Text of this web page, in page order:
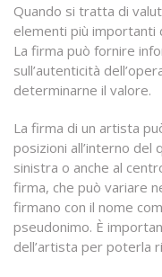
Quando si tratta di
elementi più importanti
La firma può fornire
sull’autenticità
determinarne il valore.
La firma di un artista
posizioni all’interno del
sinistra o anche al
firma, che può variare
firmano con il nome
pseudonimo. È
dell’artista per poterla